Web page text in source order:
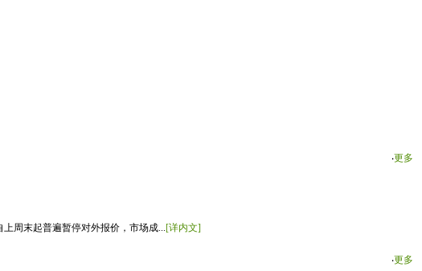
‧更多
周末起普遍暂停对外报价，市场成...[详内文]
‧更多